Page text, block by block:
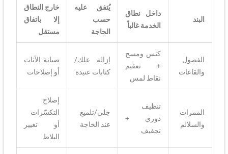
البند
داخل نطاق
الخدمة غالباً
يُتفق عليه
حسب
الحاجة
خارج النطاق
إلا باتفاق
مستقل
الفصول
والقاعات
كنس ومسح
+ تعقيم
نقاط لمس
إزالة علك/
كتابات عنيدة
صيانة الأثاث
أو إصلاحات
الممرات
والسلالم
تنظيف
دوري +
تجفيف
جلي/تلميع
عند الحاجة
إصلاح
التكسّرات
أو تغيير
البلاط